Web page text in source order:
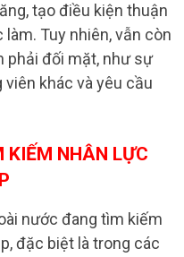
tạo điều kiện thuận
Tuy nhiên, vẫn còn
phải đối mặt, như sự
khác và yêu cầu
KIẾM NHÂN LỰC
nước đang tìm kiếm
đặc biệt là trong các